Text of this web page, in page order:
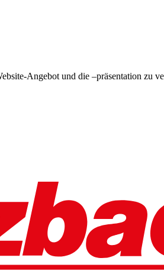
Angebot und die –präsentation zu